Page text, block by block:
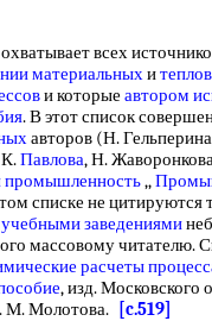
всех
материальныхи
и которые автором
. В этот список
авторов (Н.
Павлова, Н.
промышленность,,
списке не цитируются
учебными заведениями
массовому читателю.
расчеты
, изд. Московского
М. Молотова.
[c.519]